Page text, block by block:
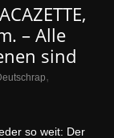
– Alle
sind
,
so weit: Der